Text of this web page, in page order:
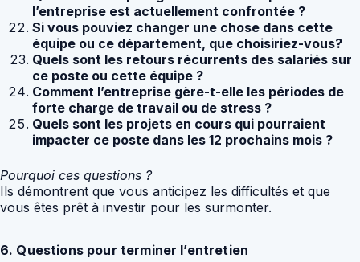
l’entreprise est actuellement confrontée ?
Si vous pouviez changer une chose dans cette
équipe ou ce département, que choisiriez-vous?
Quels sont les retours récurrents des salariés sur
ce poste ou cette équipe ?
Comment l’entreprise gère-t-elle les périodes de
forte charge de travail ou de stress ?
Quels sont les projets en cours qui pourraient
impacter ce poste dans les 12 prochains mois ?
Pourquoi ces questions ?
Ils démontrent que vous anticipez les difficultés et que
vous êtes prêt à investir pour les surmonter.
6. Questions pour terminer l’entretien